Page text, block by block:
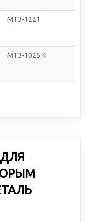
МТЗ-1221
МТЗ-1025.4